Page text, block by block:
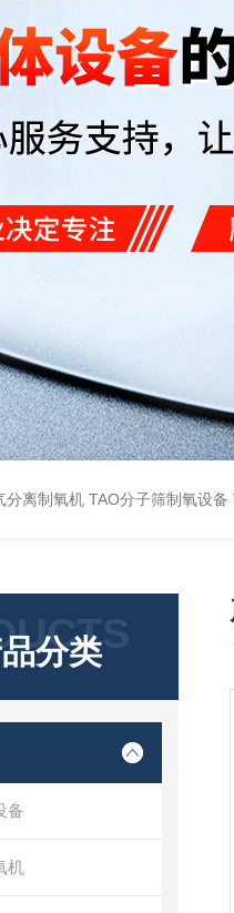
分离制氧机 TAO分子筛制氧设备
分类
备
机